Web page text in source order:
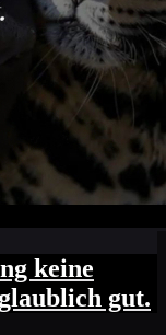
keine
gut.